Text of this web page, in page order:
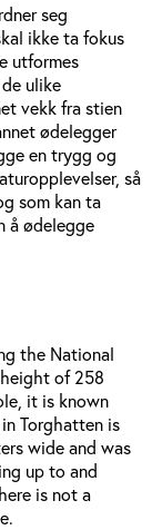
seg
ikke ta fokus
utformes
ulike
vekk fra stien
ødelegger
en trygg og
så
som kan ta
å ødelegge
the National
of 258
it is known
Torghatten is
wide and was
up to and
is not a